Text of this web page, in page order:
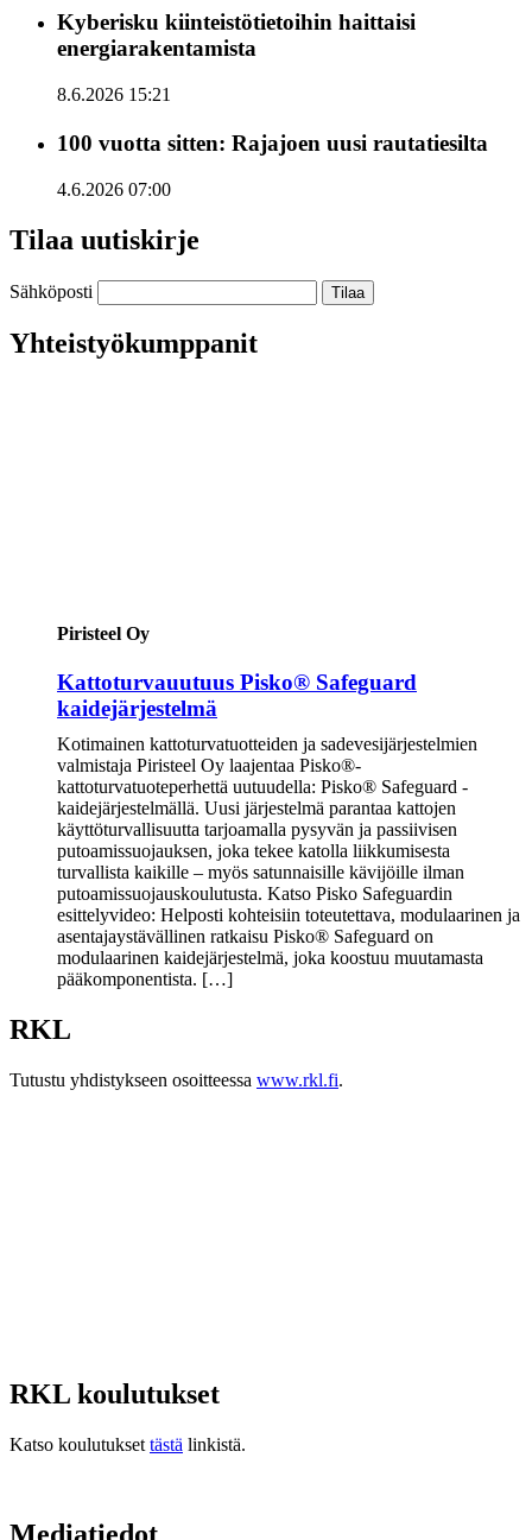
Kyberisku kiinteistötietoihin haittaisi
energiarakentamista
8.6.2026 15:21
100 vuotta sitten: Rajajoen uusi rautatiesilta
4.6.2026 07:00
Tilaa uutiskirje
Sähköposti
Yhteistyökumppanit
Piristeel Oy
Kattoturvauutuus Pisko® Safeguard
kaidejärjestelmä
Kotimainen kattoturvatuotteiden ja sadevesijärjestelmien
valmistaja Piristeel Oy laajentaa Pisko®-
kattoturvatuoteperhettä uutuudella: Pisko® Safeguard -
kaidejärjestelmällä. Uusi järjestelmä parantaa kattojen
käyttöturvallisuutta tarjoamalla pysyvän ja passiivisen
putoamissuojauksen, joka tekee katolla liikkumisesta
turvallista kaikille – myös satunnaisille kävijöille ilman
putoamissuojauskoulutusta. Katso Pisko Safeguardin
esittelyvideo: Helposti kohteisiin toteutettava, modulaarinen ja
asentajaystävällinen ratkaisu Pisko® Safeguard on
modulaarinen kaidejärjestelmä, joka koostuu muutamasta
pääkomponentista. […]
RKL
Tutustu yhdistykseen osoitteessa www.rkl.fi.
RKL koulutukset
Katso koulutukset tästä linkistä.